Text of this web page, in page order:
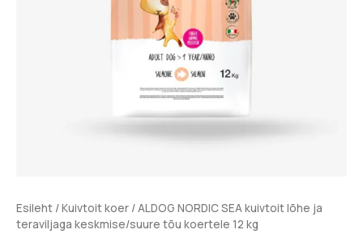
Esileht /Kuivtoit koer / ALDOG NORDIC SEA kuivtoit lõhe ja
teraviljaga keskmise/suure tõu koertele 12 kg